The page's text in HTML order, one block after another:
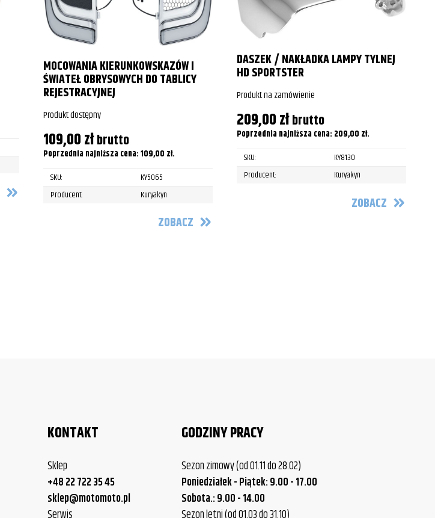
MOCOWANIA KIERUNKOWSKAZÓW I
ŚWIATEŁ OBRYSOWYCH DO TABLICY
REJESTRACYJNEJ
Produkt dostępny
109,00złbrutto
Poprzednia najniższa cena:109,00 zł.
SKU:
KY5065
Producent:
Kuryakyn
ZOBACZ
DASZEK / NAKŁADKA LAMPY TYLNEJ
HD SPORTSTER
Produkt na zamówienie
209,00złbrutto
Poprzednia najniższa cena: 209,00 zł.
SKU:
KY8130
Producent:
Kuryakyn
ZOBACZ
KONTAKT
Sklep
+48 22 722 35 45
sklep@motomoto.pl
GODZINY PRACY
Sezon zimowy (od 01.11 do 28.02)
Poniedziałek - Piątek: 9.00 - 17.00
Sobota.: 9.00 - 14.00